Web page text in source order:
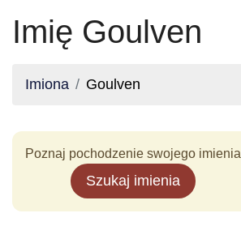
Imię Goulven
Imiona Goulven
Poznaj pochodzenie swojego imienia
Szukaj imienia